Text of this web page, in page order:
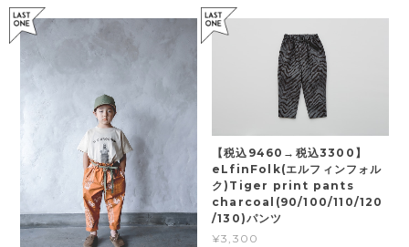
【税込9460→税込3300】
eLfinFolk(エルフィンフォル
ク)Tiger print pants
charcoal(90/100/110/120
/130)パンツ
¥3,300